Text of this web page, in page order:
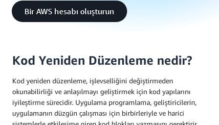
Bir AWS hesabı oluşturun
Kod Yeniden Düzenleme nedir?
Kod yeniden düzenleme, işlevselliğini değiştirmeden
okunabilirliği ve anlaşılmayı geliştirmek için kod yapılarını
iyileştirme sürecidir. Uygulama programlama, geliştiricilerin,
uygulamanın düzgün çalışması için birbirleriyle ve harici